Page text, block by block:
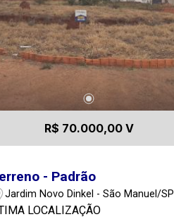
R$ 70.000,00 V
- Padrão
Jardim Novo Dinkel - São Manuel/SP
LOCALIZAÇÃO